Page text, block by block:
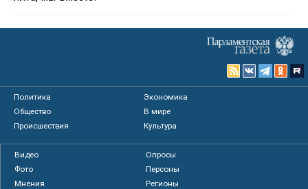
Политика
Экономика
Общество
В мире
Происшествия
Культура
Видео
Опросы
Фото
Персоны
Мнения
Регионы